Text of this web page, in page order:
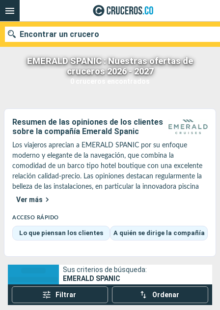
EMERALD SPANIC : Nuestras ofertas de
cruceros 2026 - 2027
0 cruceros encontrados
Encontrar un crucero
Buscar
Resumen de las opiniones de los clientes
sobre la compañía Emerald Spanic
Los viajeros aprecian a EMERALD SPANIC por su enfoque
moderno y elegante de la navegación, que combina la
comodidad de un barco tipo hotel boutique con una excelente
relación calidad-precio. Las opiniones destacan regularmente la
belleza de las instalaciones, en particular la innovadora piscina
interior, y la excepcional calidad del servicio a bordo. La inclusión
un punto fuerte recurrente. La compañía atrae a un público
activo que busca una experiencia íntima y culturalmente
enriquecedora a lo largo de los ríos y las costas.
Ver más
ACCESO RÁPIDO
Lo que piensan los clientes A quién se dirige la compañía
Sus criterios de búsqueda:
EMERALD SPANIC
Filtrar Ordenar